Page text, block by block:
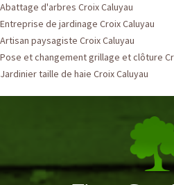
Abattage d'arbres Croix Caluyau
Entreprise de jardinage Croix Caluyau
Artisan paysagiste Croix Caluyau
Pose et changement grillage et clôture
Jardinier taille de haie Croix Caluyau